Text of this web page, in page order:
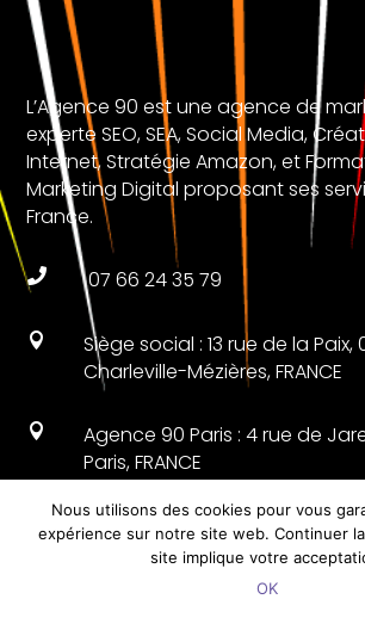
L’Agence 90 est une agence de
experte SEO, SEA, Social Media,
Internet, Stratégie Amazon, et
Marketing Digital proposant ses
France.
 07 66 24 35 79

Siège social : 13 rue de la Paix,
Charleville-Mézières, FRANCE

Agence 90 Paris : 4 rue de
Paris, FRANCE
Agence 90 Lille : 22 rue de
Nous utilisons des cookies pour vous
expérience sur notre site web. Continuer
site implique votre
OK